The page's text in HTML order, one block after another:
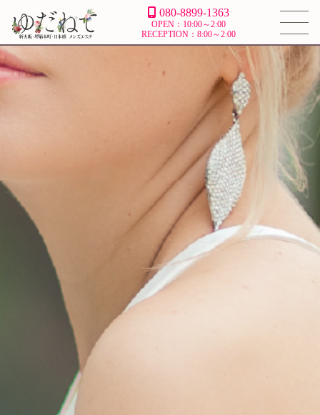
080-8899-1363
OPEN：10:00～2:00
RECEPTION：8:00～2:00